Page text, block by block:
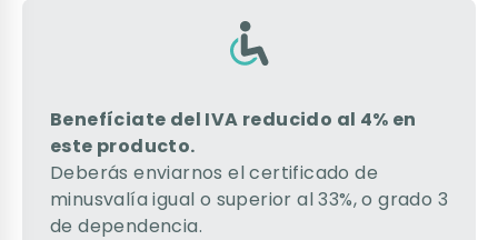
Benefíciate del IVA reducido al 4% en
este producto.
Deberás enviarnos el certificado de
minusvalía igual o superior al 33%, o grado 3
de dependencia.